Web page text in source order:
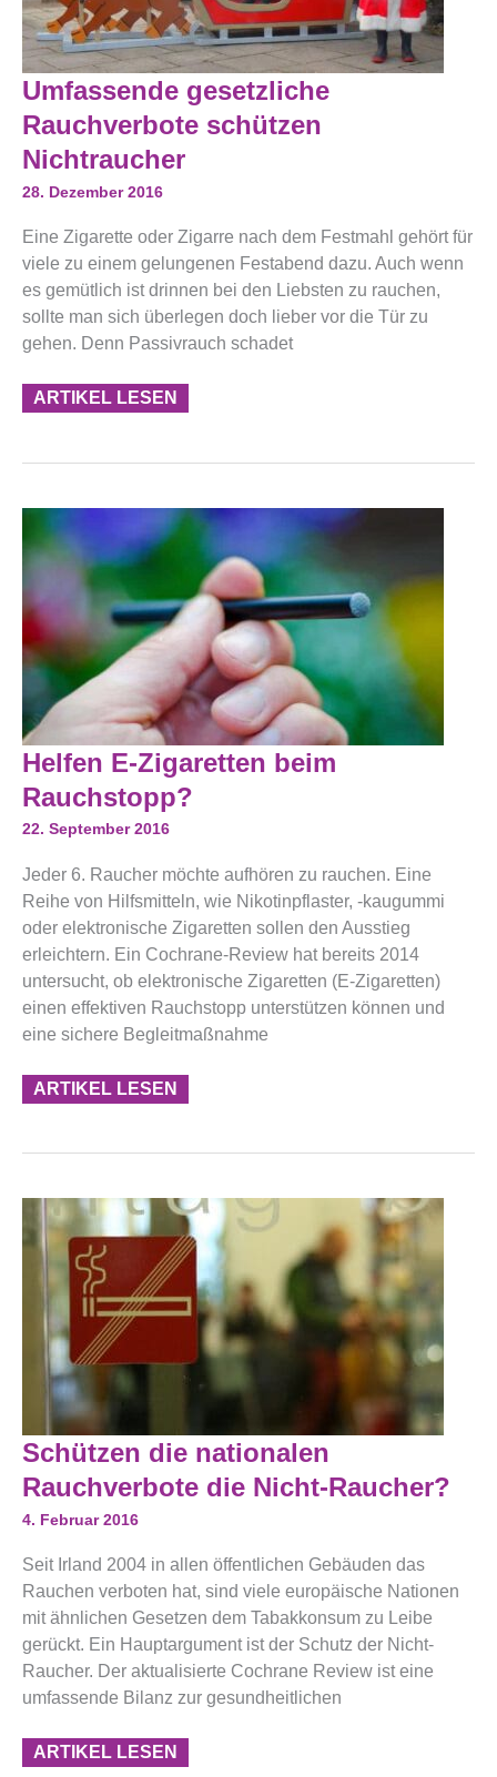
Umfassende gesetzliche
Rauchverbote schützen
Nichtraucher
28. Dezember 2016
Eine Zigarette oder Zigarre nach dem Festmahl gehört für
viele zu einem gelungenen Festabend dazu. Auch wenn
es gemütlich ist drinnen bei den Liebsten zu rauchen,
sollte man sich überlegen doch lieber vor die Tür zu
gehen. Denn Passivrauch schadet
Umfassende
Gesetzliche
Rauchverbote
Schützen
Nichtraucher
ARTIKEL LESEN
Helfen E-Zigaretten beim
Rauchstopp?
22. September 2016
Jeder 6. Raucher möchte aufhören zu rauchen. Eine
Reihe von Hilfsmitteln, wie Nikotinpflaster, -kaugummi
oder elektronische Zigaretten sollen den Ausstieg
erleichtern. Ein Cochrane-Review hat bereits 2014
untersucht, ob elektronische Zigaretten (E-Zigaretten)
einen effektiven Rauchstopp unterstützen können und
eine sichere Begleitmaßnahme
Helfen
E-
Zigaretten
Beim
Rauchstopp?
ARTIKEL LESEN
Schützen die nationalen
Rauchverbote die Nicht-Raucher?
4. Februar 2016
Seit Irland 2004 in allen öffentlichen Gebäuden das
Rauchen verboten hat, sind viele europäische Nationen
mit ähnlichen Gesetzen dem Tabakkonsum zu Leibe
gerückt. Ein Hauptargument ist der Schutz der Nicht-
Raucher. Der aktualisierte Cochrane Review ist eine
umfassende Bilanz zur gesundheitlichen
Schützen
Die
Nationalen
Rauchverbote
Die
ARTIKEL LESEN